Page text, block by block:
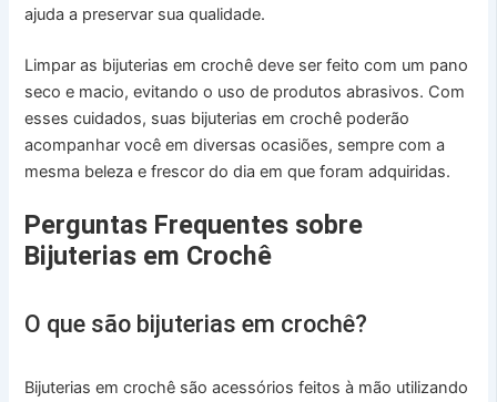
ajuda a preservar sua qualidade.
Limpar as bijuterias em crochê deve ser feito com um pano
seco e macio, evitando o uso de produtos abrasivos. Com
esses cuidados, suas bijuterias em crochê poderão
acompanhar você em diversas ocasiões, sempre com a
mesma beleza e frescor do dia em que foram adquiridas.
Perguntas Frequentes sobre
Bijuterias em Crochê
O que são bijuterias em crochê?
Bijuterias em crochê são acessórios feitos à mão utilizando